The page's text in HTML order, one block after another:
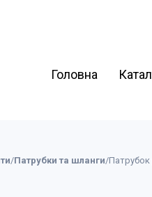
Головна
/Патрубки та шланги/